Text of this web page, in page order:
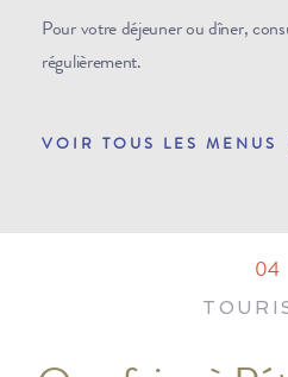
Pour votre déjeuner ou dîner,
régulièrement.
VOIR TOUS LES MENUS
04